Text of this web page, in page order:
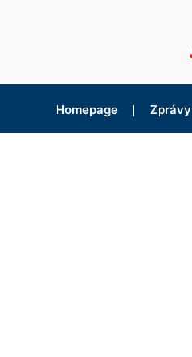
Homepage Zprávy